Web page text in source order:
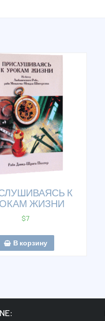
К
ЖИЗНИ
$7
В корзину